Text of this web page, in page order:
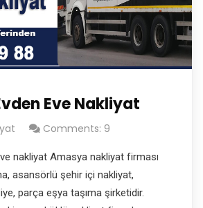
Eve Nakliyat
Comments: 9
nakliyat Amasya nakliyat firması
asansörlü şehir içi nakliyat,
parça eşya taşıma şirketidir.